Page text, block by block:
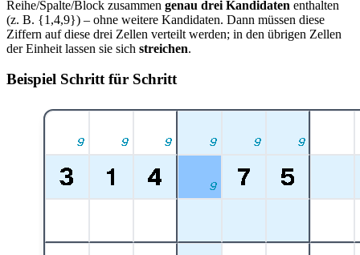
Reihe/Spalte/Block zusammen genau drei Kandidaten enthalten
(z. B. {1,4,9}) – ohne weitere Kandidaten. Dann müssen diese
Ziffern auf diese drei Zellen verteilt werden; in den übrigen Zellen
der Einheit lassen sie sich streichen.
Beispiel Schritt für Schritt